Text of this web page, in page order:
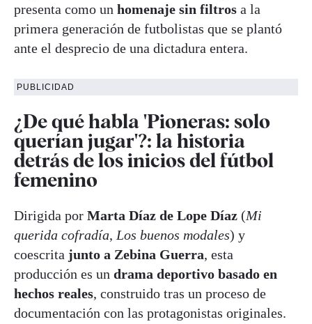
presenta como un homenaje sin filtros a la
primera generación de futbolistas que se plantó
ante el desprecio de una dictadura entera.
PUBLICIDAD
¿De qué habla 'Pioneras: solo
querían jugar'?: la historia
detrás de los inicios del fútbol
femenino
Dirigida por Marta Díaz de Lope Díaz (Mi
querida cofradía, Los buenos modales) y
coescrita junto a Zebina Guerra, esta
producción es un drama deportivo basado en
hechos reales, construido tras un proceso de
documentación con las protagonistas originales.